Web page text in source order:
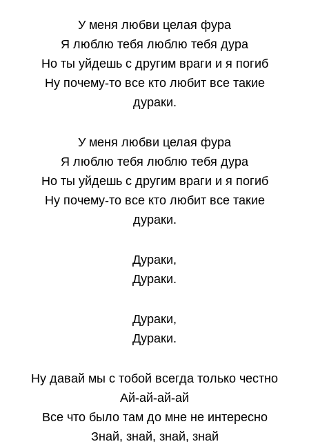
У меня любви целая фура
Я люблю тебя люблю тебя дура
Но ты уйдешь с другим враги и я погиб
Ну почему-то все кто любит все такие
дураки.
У меня любви целая фура
Я люблю тебя люблю тебя дура
Но ты уйдешь с другим враги и я погиб
Ну почему-то все кто любит все такие
дураки.
Дураки,
Дураки.
Дураки,
Дураки.
Ну давай мы с тобой всегда только честно
Ай-ай-ай-ай
Все что было там до мне не интересно
Знай, знай, знай, знай